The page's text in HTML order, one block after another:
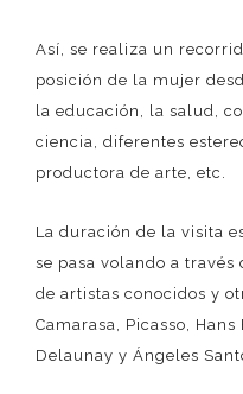
Así, se realiza un
posición de la mujer
la educación, la salud,
ciencia, diferentes
productora de arte, etc.
La duración de la visita
se pasa volando a
de artistas conocidos y
Camarasa, Picasso,
Delaunay y Ángeles